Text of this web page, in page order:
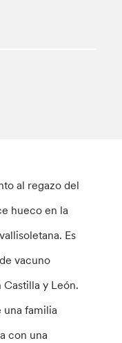
al regazo del
hueco en la
Es
vacuno
y León.
familia
con una